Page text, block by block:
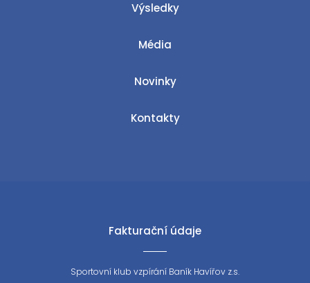
Výsledky
Média
Novinky
Kontakty
Fakturační údaje
Sportovní klub vzpírání Baník Havířov z.s.